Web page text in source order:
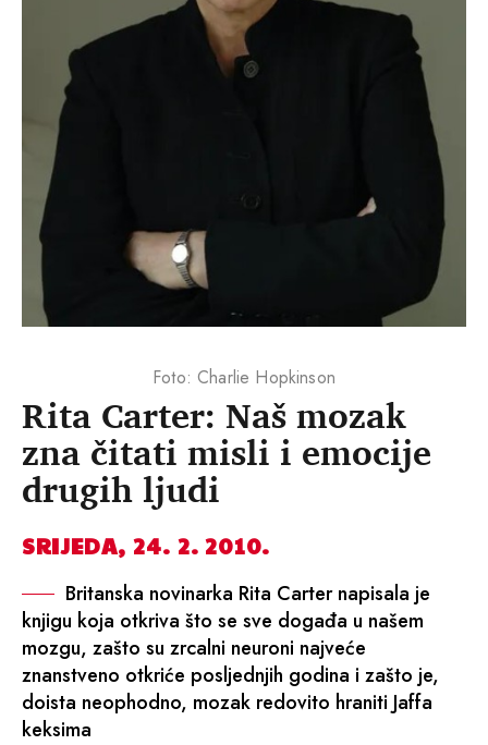
Rita Carter: Naš mozak
zna čitati misli i emocije
drugih ljudi
SRIJEDA, 24. 2. 2010.
Britanska novinarka Rita Carter napisala je
knjigu koja otkriva što se sve događa u našem
mozgu, zašto su zrcalni neuroni najveće
znanstveno otkriće posljednjih godina i zašto je,
doista neophodno, mozak redovito hraniti Jaffa
keksima
Foto: Charlie Hopkinson